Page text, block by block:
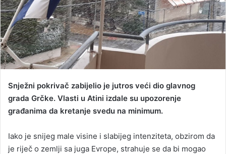
l
Snježni pokrivač zabijelio je jutros veći dio glavnog
grada Grčke. Vlasti u Atini izdale su upozorenje
građanima da kretanje svedu na minimum.
Iako je snijeg male visine i slabijeg intenziteta, obzirom da
je riječ o zemlji sa juga Evrope, strahuje se da bi mogao